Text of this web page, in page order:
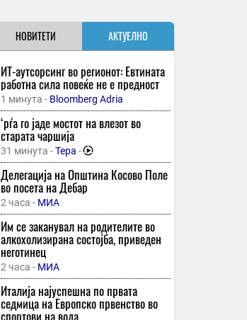
НОВИТЕТИ АКТУЕЛНО
ИТ-аутсорсинг во регионот: Евтината
работна сила повеќе не е предност
1 минута - Bloomberg Adria
‘рѓа го јаде мостот на влезот во
старата чаршија
31 минута -Тера -
Делегација на Општина Косово Поле
во посета на Дебар
2 часа - МИА
Им се заканувал на родителите во
алкохолизирана состојба, приведен
неготинец
2 часа - МИА
Италија најуспешна по првата
седмица на Европско првенство во
спортови на вода